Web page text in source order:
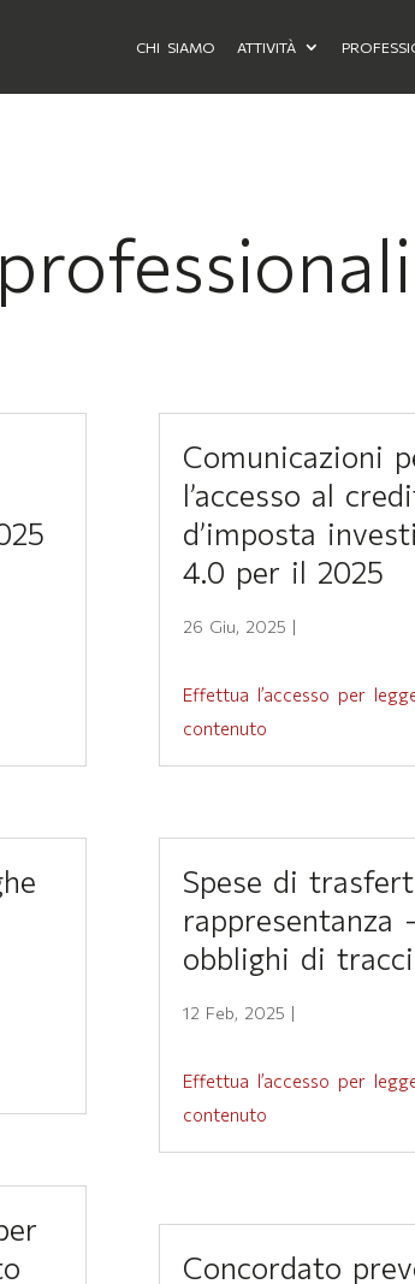
CHI SIAMO ATTIVITÀ
Comunicazioni
l’accesso al
d’imposta
4.0 per il 2025
26 Giu, 2025 |
Effettua l’accesso per
contenuto
Spese di
rappresentanza
obblighi di
12 Feb, 2025 |
Effettua l’accesso per
contenuto
Concordato